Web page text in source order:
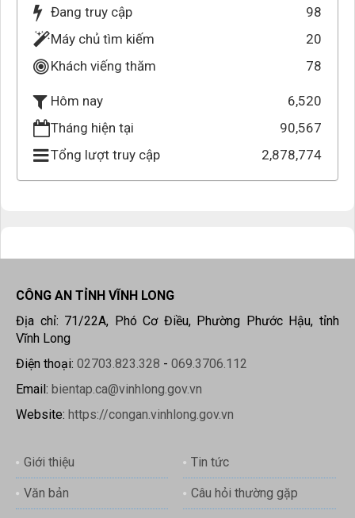
Đang truy cập
98
Máy chủ tìm kiếm
20
Khách viếng thăm
78
Hôm nay
6,520
Tháng hiện tại
90,567
Tổng lượt truy cập
2,878,774
CÔNG AN TỈNH VĨNH LONG
Địa chỉ: 71/22A, Phó Cơ Điều, Phường Phước Hậu, tỉnh
Vĩnh Long
Điện thoại: 02703.823.328 - 069.3706.112
Email: bientap.ca@vinhlong.gov.vn
Website: https://congan.vinhlong.gov.vn
Giới thiệu Tin tức
Văn bản Câu hỏi thường gặp